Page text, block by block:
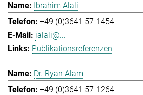
Ibrahim Alali
+49 (0)3641 57-1454
ialali@...
Publikationsreferenzen
Dr. Ryan Alam
+49 (0)3641 57-1264